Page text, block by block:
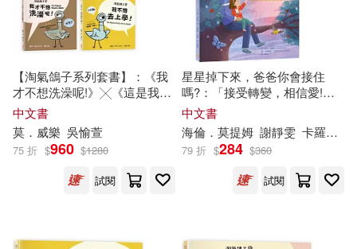
蒔舞(4) 阮小芳(4)
（美）莫·威廉斯(4) quiet(3)
tsugumi(3) 一杉エーイチ(3)
TACET(4) warner music(4)
三民(4) 八旗文化(4)
化學工業出版社(4)
商周出版(4)
現在可購買商品(594)
作者/演唱/譯/編/繪(14)
價格
範圍
【淘氣鴿子系列套書】：《我
才不想洗澡呢!》╳《這是我
的，為什麼要分給你?》╳《為
什麼他有餅乾，我沒有?》
╳《我不想去上學!》
中文書
莫 ．威樂 吳愉萱
75 折 $960 $1280
試閱
星星掉下來，爸爸你會接住
嗎?：「接受轉變，相信愛!」
親子生命教育最溫柔的對話
中文書
海倫． 莫提姆 謝靜雯 卡羅萊納．拉貝伊（Carolina Rabei）
79 折 $284 $360
試閱